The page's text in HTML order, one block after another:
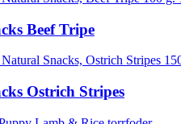
Beef Tripe
Ostrich Stripes